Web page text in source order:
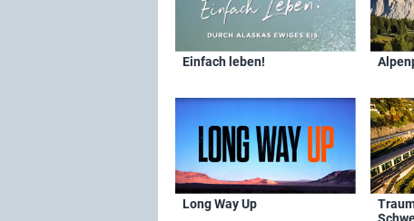
Einfach leben!
Long Way Up